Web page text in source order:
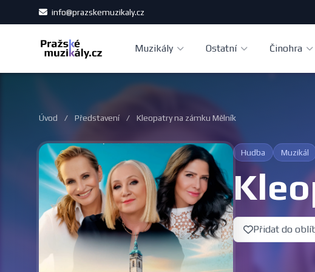
info@prazskemuzikaly.cz
Muzikály Ostatní Činohra
Úvod / Představení / Kleopatry na zámku Mělník
Hudba Muzikál
Přidat do